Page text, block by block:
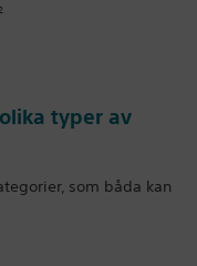
typer av
som båda kan